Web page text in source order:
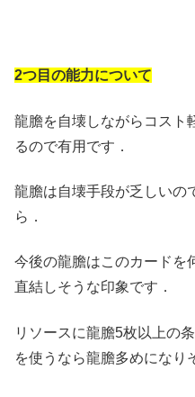
2つ目の能力について
龍膽を自壊しながらコスト
るので有用です．
龍膽は自壊手段が乏しいの
ら．
今後の龍膽はこのカードを
直結しそうな印象です．
リソースに龍膽5枚以上の
を使うなら龍膽多めになり